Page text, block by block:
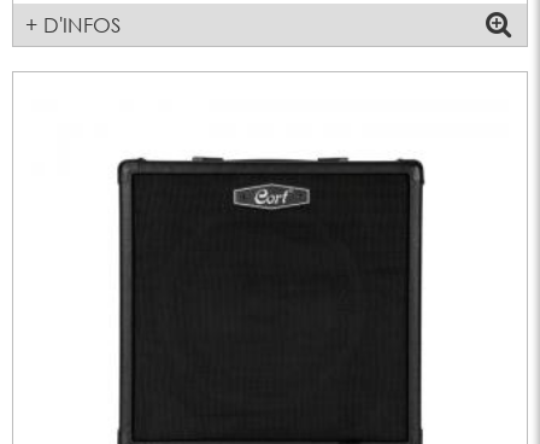
+ D'INFOS